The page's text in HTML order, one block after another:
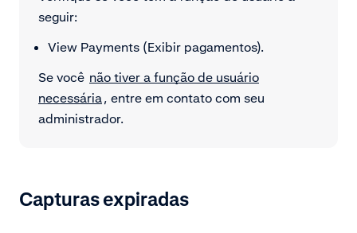
seguir:
View Payments (Exibir pagamentos).
Se você não tiver a função de usuário
necessária, entre em contato com seu
administrador.
Capturas expiradas